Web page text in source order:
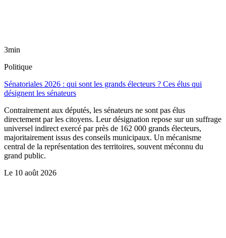
3min
Politique
Sénatoriales 2026 : qui sont les grands électeurs ? Ces élus qui
désignent les sénateurs
Contrairement aux députés, les sénateurs ne sont pas élus
directement par les citoyens. Leur désignation repose sur un suffrage
universel indirect exercé par près de 162 000 grands électeurs,
majoritairement issus des conseils municipaux. Un mécanisme
central de la représentation des territoires, souvent méconnu du
grand public.
Le 10 août 2026